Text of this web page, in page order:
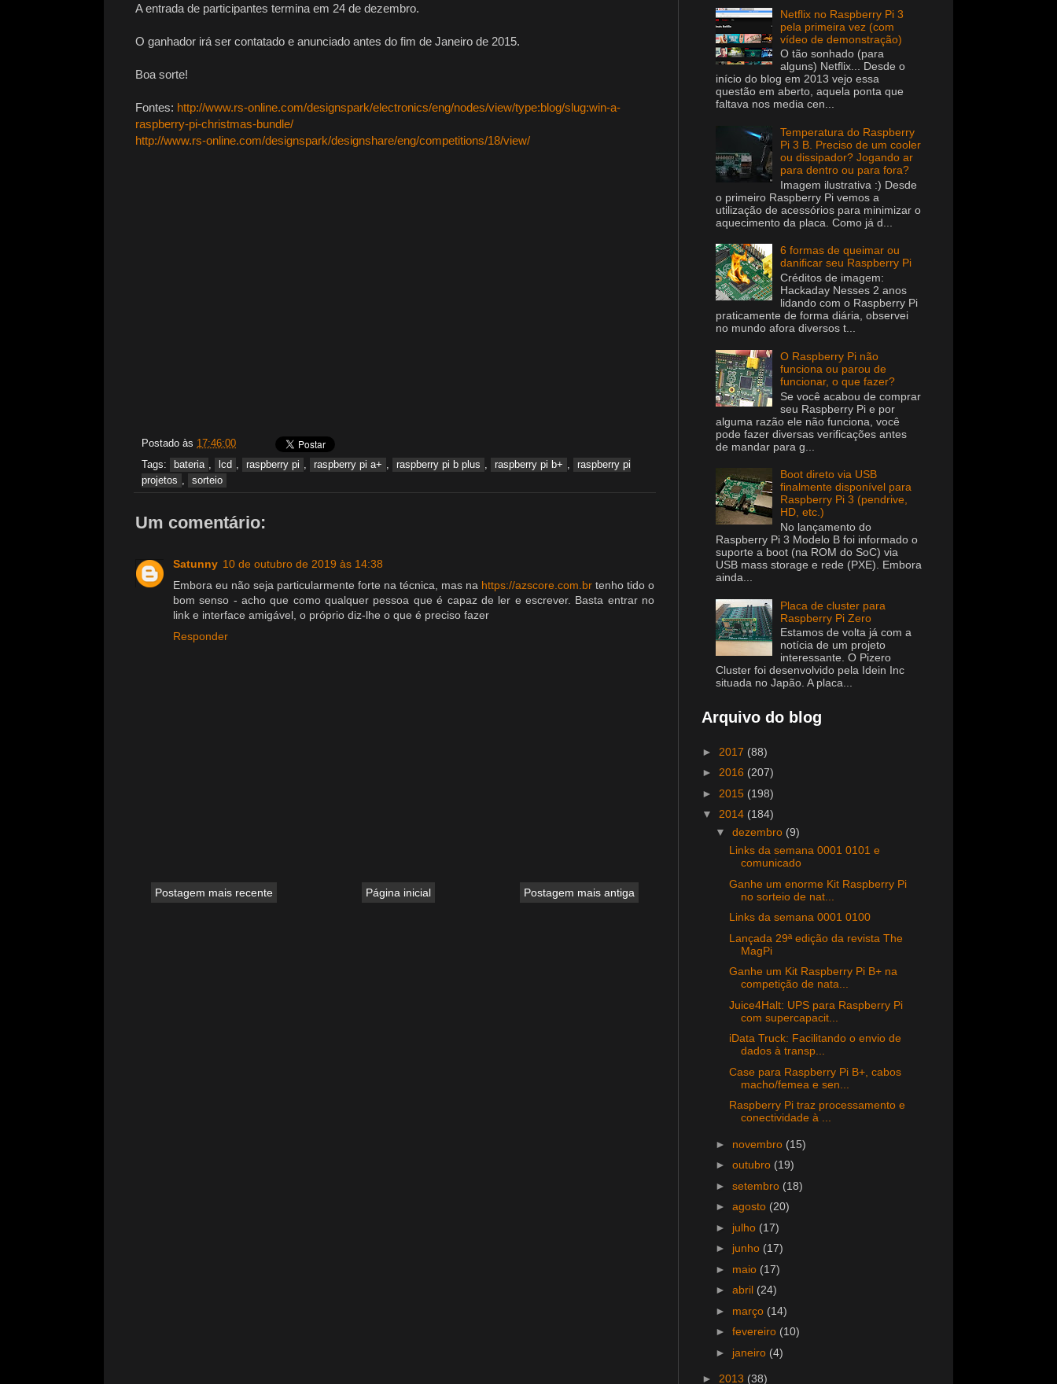
A entrada de participantes termina em 24 de dezembro.
O ganhador irá ser contatado e anunciado antes do fim de Janeiro de 2015.
Boa sorte!
Fontes: http://www.rs-online.com/designspark/electronics/eng/nodes/view/type:blog/slug:win-a-
raspberry-pi-christmas-bundle/
http://www.rs-online.com/designspark/designshare/eng/competitions/18/view/
Postado às 17:46:00
Tags:
bateria , lcd , raspberry pi , raspberry pi a+ , raspberry pi b plus , raspberry pi b+ ,
raspberry pi
projetos , sorteio
Um comentário:
Satunny 10 de outubro de 2019 às 14:38
Embora eu não seja particularmente forte na técnica, mas na https://azscore.com.br tenho tido o
bom senso - acho que como qualquer pessoa que é capaz de ler e escrever. Basta entrar no
link e interface amigável, o próprio diz-lhe o que é preciso fazer
Responder
Postagem mais recente Postagem mais antiga
Página inicial
Netflix no Raspberry Pi 3
pela primeira vez (com
vídeo de demonstração)
O tão sonhado (para
alguns) Netflix... Desde o
início do blog em 2013 vejo essa
questão em aberto, aquela ponta que
faltava nos media cen...
Temperatura do Raspberry
Pi 3 B. Preciso de um cooler
ou dissipador? Jogando ar
para dentro ou para fora?
Imagem ilustrativa :) Desde
o primeiro Raspberry Pi vemos a
utilização de acessórios para minimizar o
aquecimento da placa. Como já d...
6 formas de queimar ou
danificar seu Raspberry Pi
Créditos de imagem:
Hackaday Nesses 2 anos
lidando com o Raspberry Pi
praticamente de forma diária, observei
no mundo afora diversos t...
O Raspberry Pi não
funciona ou parou de
funcionar, o que fazer?
Se você acabou de comprar
seu Raspberry Pi e por
alguma razão ele não funciona, você
pode fazer diversas verificações antes
de mandar para g...
Boot direto via USB
finalmente disponível para
Raspberry Pi 3 (pendrive,
HD, etc.)
No lançamento do
Raspberry Pi 3 Modelo B foi informado o
suporte a boot (na ROM do SoC) via
USB mass storage e rede (PXE). Embora
ainda...
Placa de cluster para
Raspberry Pi Zero
Estamos de volta já com a
notícia de um projeto
interessante. O Pizero
Cluster foi desenvolvido pela Idein Inc
situada no Japão. A placa...
Arquivo do blog
► 2017 (88)
► 2016 (207)
► 2015 (198)
▼
2014 (184)
▼
dezembro (9)
Links da semana 0001 0101 e
comunicado
Ganhe um enorme Kit Raspberry Pi
no sorteio de nat...
Links da semana 0001 0100
Lançada 29ª edição da revista The
MagPi
Ganhe um Kit Raspberry Pi B+ na
competição de nata...
Juice4Halt: UPS para Raspberry Pi
com supercapacit...
iData Truck: Facilitando o envio de
dados à transp...
Case para Raspberry Pi B+, cabos
macho/femea e sen...
Raspberry Pi traz processamento e
conectividade à ...
► novembro (15)
► outubro (19)
► setembro (18)
► agosto (20)
► julho (17)
► junho (17)
► maio (17)
► abril (24)
► março (14)
► fevereiro (10)
► janeiro (4)
► 2013 (38)